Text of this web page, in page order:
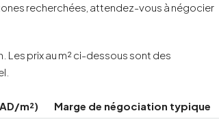
recherchées, attendez-vous à négocier
Les prix au m² ci-dessous sont des
m²)
Marge de négociation typique